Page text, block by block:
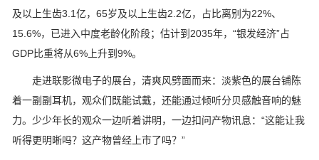
及以上生齿3.1亿，65岁及以上生齿2.2亿，占比离别为22%、
15.6%，已进入中度老龄化阶段；估计到2035年，“银发经济”占
GDP比重将从6%上升到9%。
走进联影微电子的展台，清爽风劈面而来：淡紫色的展台铺陈
着一副副耳机，观众们既能试戴，还能通过倾听分贝感触音响的魅
力。少少年长的观众一边听着讲明，一边扣问产物讯息：“这能让我
听得更明晰吗？这产物曾经上市了吗？”